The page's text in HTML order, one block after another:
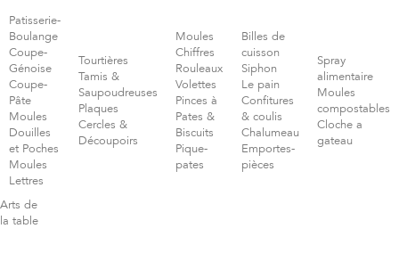
Patisserie-
Boulange
Coupe-
Génoise
Coupe-
Pâte
Moules
Douilles
et Poches
Moules
Lettres
Tourtières
Tamis &
Saupoudreuses
Plaques
Cercles &
Découpoirs
Moules
Chiffres
Rouleaux
Volettes
Pinces à
Pates &
Biscuits
Pique-
pates
Billes de
cuisson
Siphon
Le pain
Confitures
& coulis
Chalumeau
Emportes-
pièces
Spray
alimentaire
Moules
compostables
Cloche a
gateau
Arts de
la table